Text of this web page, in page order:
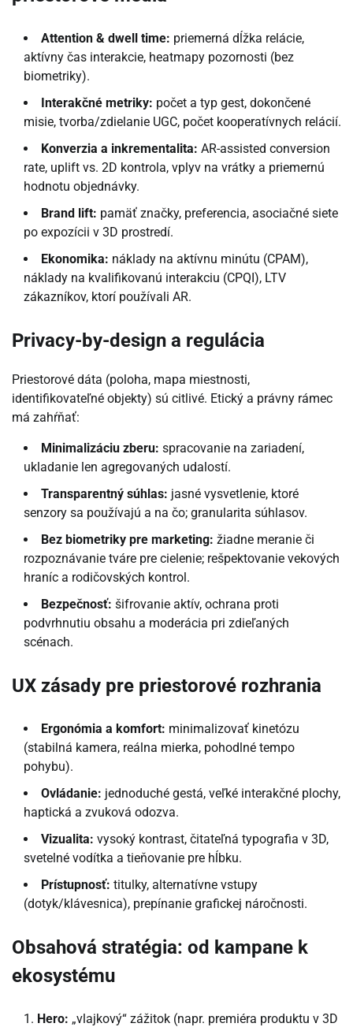
Attention & dwell time: priemerná dĺžka relácie,
aktívny čas interakcie, heatmapy pozornosti (bez
biometriky).
Interakčné metriky: počet a typ gest, dokončené
misie, tvorba/zdielanie UGC, počet kooperatívnych relácií.
Konverzia a inkrementalita: AR-assisted conversion
rate, uplift vs. 2D kontrola, vplyv na vrátky a priemernú
hodnotu objednávky.
Brand lift: pamäť značky, preferencia, asociačné siete
po expozícii v 3D prostredí.
Ekonomika: náklady na aktívnu minútu (CPAM),
náklady na kvalifikovanú interakciu (CPQI), LTV
zákazníkov, ktorí používali AR.
Privacy-by-design a regulácia
Priestorové dáta (poloha, mapa miestnosti,
identifikovateľné objekty) sú citlivé. Etický a právny rámec
má zahŕňať:
Minimalizáciu zberu: spracovanie na zariadení,
ukladanie len agregovaných udalostí.
Transparentný súhlas: jasné vysvetlenie, ktoré
senzory sa používajú a na čo; granularita súhlasov.
Bez biometriky pre marketing: žiadne meranie či
rozpoznávanie tváre pre cielenie; rešpektovanie vekových
hraníc a rodičovských kontrol.
Bezpečnosť: šifrovanie aktív, ochrana proti
podvrhnutiu obsahu a moderácia pri zdieľaných
scénach.
UX zásady pre priestorové rozhrania
Ergonómia a komfort: minimalizovať kinetózu
(stabilná kamera, reálna mierka, pohodlné tempo
pohybu).
Ovládanie: jednoduché gestá, veľké interakčné plochy,
haptická a zvuková odozva.
Vizualita: vysoký kontrast, čitateľná typografia v 3D,
svetelné vodítka a tieňovanie pre hĺbku.
Prístupnosť: titulky, alternatívne vstupy
(dotyk/klávesnica), prepínanie grafickej náročnosti.
Obsahová stratégia: od kampane k
ekosystému
Hero: „vlajkový“ zážitok (napr. premiéra produktu v 3D